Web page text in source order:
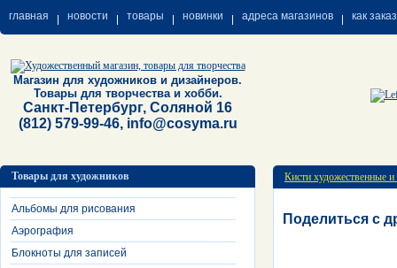
главная новости товары новинки адреса магазинов как
Магазин для художников и дизайнеров.
Товары для творчества и хобби.
Санкт-Петербург, Соляной 16
(812) 579-99-46, info@cosyma.ru
Товары для художников
Альбомы для рисования
Аэрография
Блокноты для записей
Кисти художественные
Поделиться с